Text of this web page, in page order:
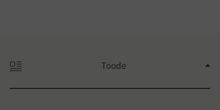
Toode